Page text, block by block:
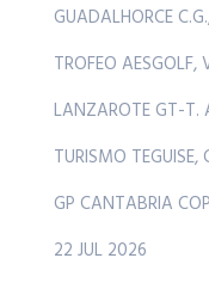
GUADALHORCE
TROFEO
LANZAROTE GT-T.
TURISMO
GP CANTABRIA
22 JUL 2026